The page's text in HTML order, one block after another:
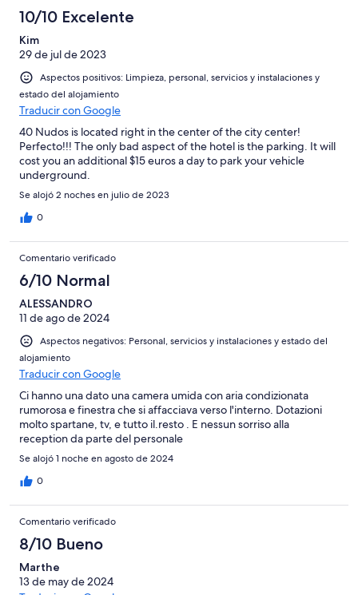
10/10 Excelente
Kim
29 de jul de 2023
Aspectos positivos: Limpieza, personal, servicios y instalaciones y
estado del alojamiento
Traducir con Google
40 Nudos is located right in the center of the city center!
Perfecto!!! The only bad aspect of the hotel is the parking. It will
cost you an additional $15 euros a day to park your vehicle
underground.
Se alojó 2 noches en julio de 2023
0
Comentario verificado
6/10 Normal
ALESSANDRO
11 de ago de 2024
Aspectos negativos: Personal, servicios y instalaciones y estado del
alojamiento
Traducir con Google
Ci hanno una dato una camera umida con aria condizionata
rumorosa e finestra che si affacciava verso l'interno. Dotazioni
molto spartane, tv, e tutto il.resto . E nessun sorriso alla
reception da parte del personale
Se alojó 1 noche en agosto de 2024
0
Comentario verificado
8/10 Bueno
Marthe
13 de may de 2024